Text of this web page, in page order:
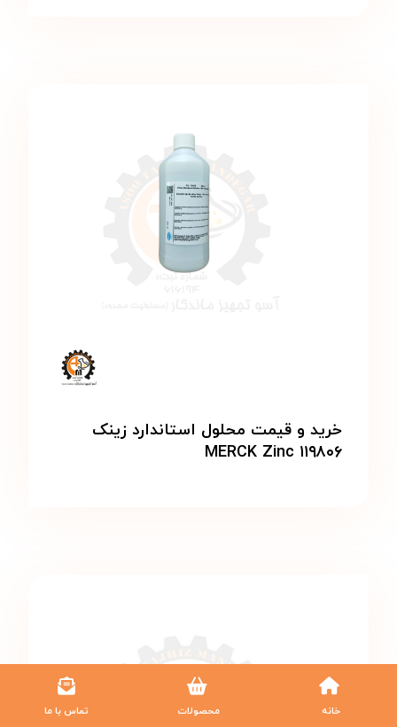
خرید و قیمت محلول استاندارد زینک
MERCK Zinc ۱۱۹۸۰۶
خانه محصولات تماس با ما